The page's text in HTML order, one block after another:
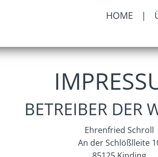
HOME |
BETREIBER DER
Ehrenfried Schroll
An der Schlößlleite